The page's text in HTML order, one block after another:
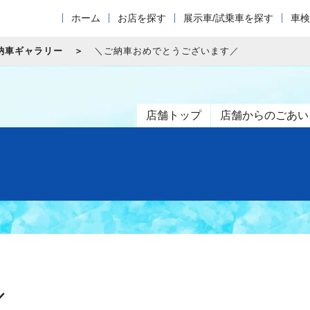
ホーム お店を探す 展示車/試乗車を探す 車
車ギャラリー ＼ご納車おめでとうございます／
店舗トップ 店舗からのごあ